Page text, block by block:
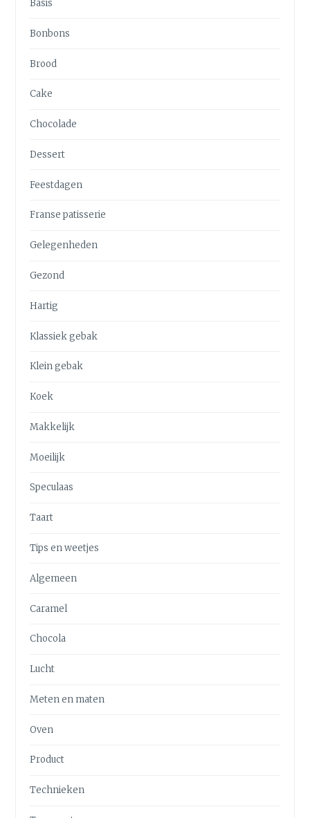
Basis
Bonbons
Brood
Cake
Chocolade
Dessert
Feestdagen
Franse patisserie
Gelegenheden
Gezond
Hartig
Klassiek gebak
Klein gebak
Koek
Makkelijk
Moeilijk
Speculaas
Taart
Tips en weetjes
Algemeen
Caramel
Chocola
Lucht
Meten en maten
Oven
Product
Technieken